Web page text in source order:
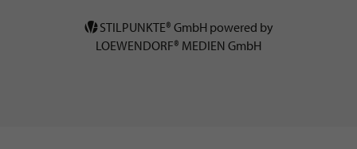
STILPUNKTE® GmbH powered by
LOEWENDORF® MEDIEN GmbH